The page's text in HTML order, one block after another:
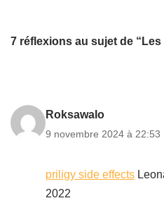
7 réflexions au sujet de
Roksawalo
9 novembre 2024 à 22:53
priligy side effects
2022